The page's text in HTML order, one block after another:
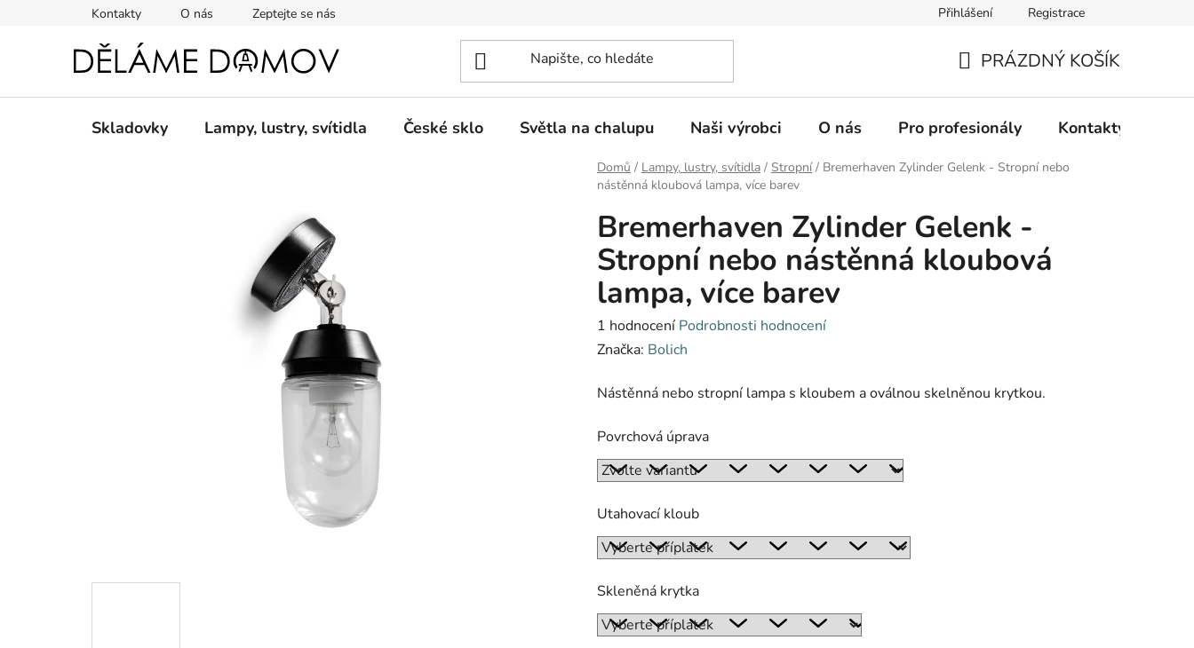
Kontakty O nás Zeptejte se nás Přihlášení Registrace
KOŠÍK
PRÁZDNÝ KOŠÍK
Skladovky Lampy, lustry, svítidla České sklo Světla na chalupu Naši výrobci O nás Pro profesionály Kontakty
Domů / Lampy, lustry, svítidla / Stropní / Bremerhaven Zylinder Gelenk - Stropní nebo
nástěnná kloubová lampa, více barev
Bremerhaven Zylinder Gelenk -
Stropní nebo nástěnná kloubová
lampa, více barev
Průměrné
hodnocení
je
z
5
1 hodnocení Podrobnosti hodnocení
Značka: Bolich
Nástěnná nebo stropní lampa s kloubem a oválnou skelněnou krytkou.
Povrchová úprava
Utahovací kloub
Skleněná krytka